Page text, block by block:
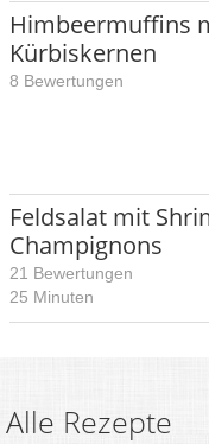
Himbeermuffins
Kürbiskernen
8 Bewertungen
Feldsalat mit
Champignons
21 Bewertungen
25 Minuten
Alle Rezepte